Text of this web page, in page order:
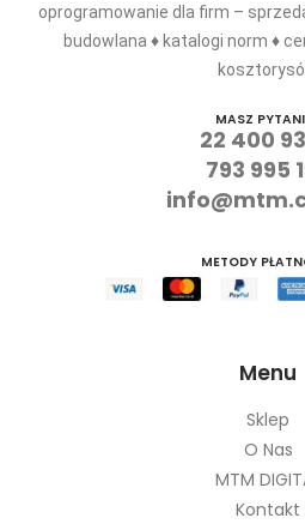
oprogramowanie dla firm –
budowlana ♦ katalogi norm ♦
MASZ
22 400
793 995
METODY
Menu
Sklep
O Nas
MTM
Kontakt